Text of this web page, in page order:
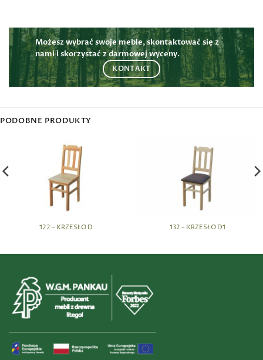
Możesz wybrać swoje meble, skontaktować się z
nami i skorzystać z darmowej wyceny.
KONTAKT
PODOBNE PRODUKTY
122 – KRZESŁO D 132 – KRZESŁO D1